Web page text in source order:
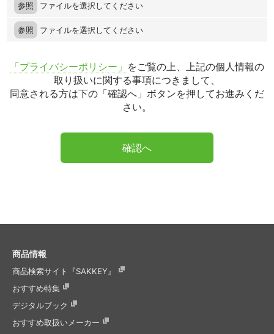
参照 ファイルを選択してください
参照 ファイルを選択してください
「プライバシーポリシー」 をご覧の上、上記の個人情報の
取り扱いに関する事項につきまして、
同意される方は下の「確認へ」ボタンを押してお進みくだ
さい。
確認へ
商品情報
商品検索サイト『SAKKEY』
おすすめ特集
デジタルブック
おすすめ取扱いメーカー